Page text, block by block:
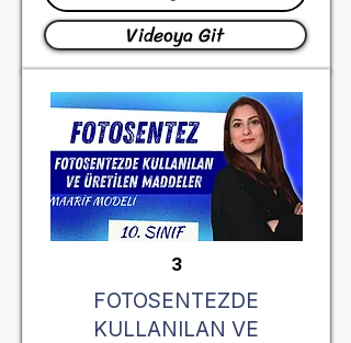
Videoya Git
3
FOTOSENTEZDE
KULLANILAN VE